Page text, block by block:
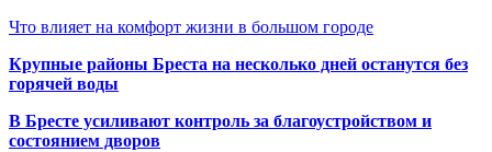
Что влияет на комфорт жизни в большом городе
Крупные районы Бреста на несколько дней останутся без
горячей воды
В Бресте усиливают контроль за благоустройством и
состоянием дворов